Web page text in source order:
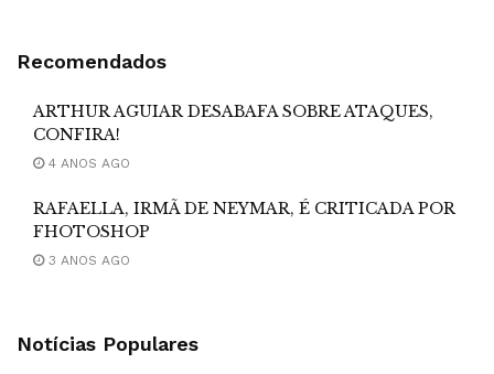
Recomendados
ARTHUR AGUIAR DESABAFA SOBRE ATAQUES,
CONFIRA!
4 ANOS AGO
RAFAELLA, IRMÃ DE NEYMAR, É CRITICADA POR
FHOTOSHOP
3 ANOS AGO
Notícias Populares